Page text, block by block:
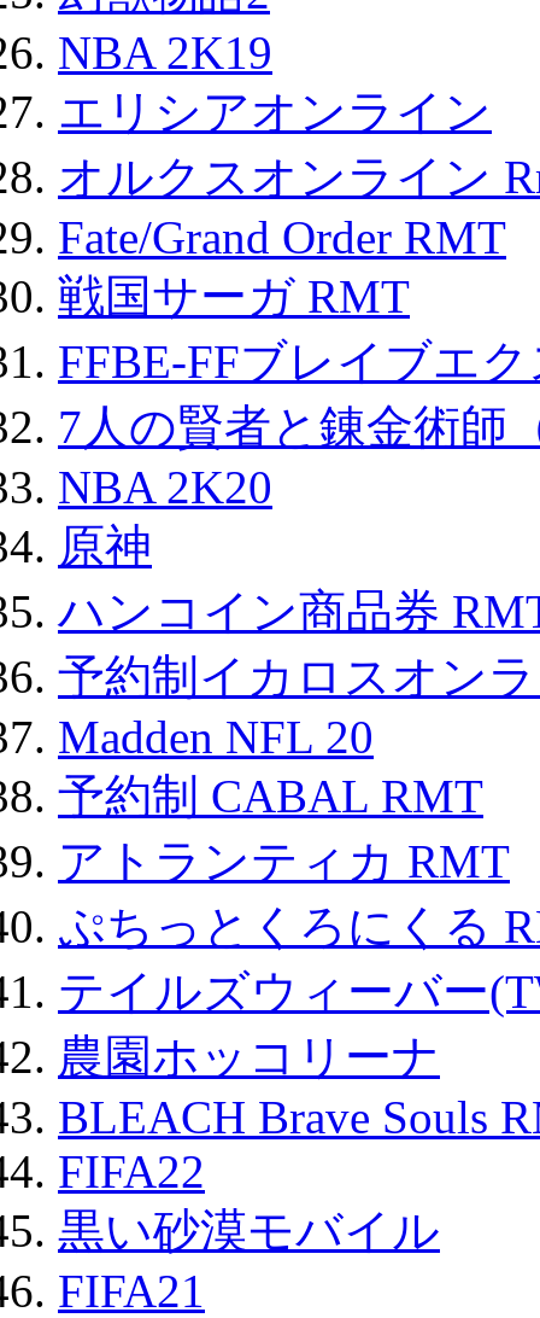
NBA 2K19
エリシアオンライン
オルクスオンライン
Fate/Grand Order RMT
戦国サーガ RMT
FFBE-FFブレイブエ
7人の賢者と錬金術師
NBA 2K20
原神
ハンコイン商品券
予約制イカロスオン
Madden NFL 20
予約制 CABAL RMT
アトランティカ RMT
ぷちっとくろにくる
テイルズウィーバー
農園ホッコリーナ
BLEACH Brave Souls
FIFA22
黒い砂漠モバイル
FIFA21